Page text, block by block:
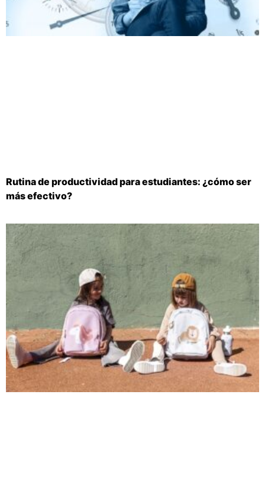
Rutina de productividad para estudiantes: ¿cómo ser
más efectivo?